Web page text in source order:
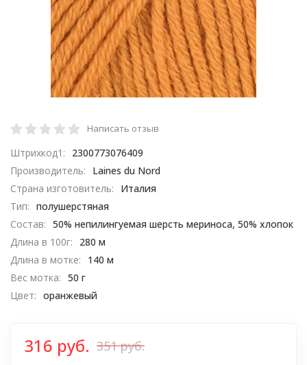
Написать отзыв
Штрихкод1:
2300773076409
Производитель:
Laines du Nord
Страна изготовитель:
Италия
Тип: полушерстяная
Состав: 50% непилингуемая шерсть мериноса, 50% хлопок
Длина в 100г:
280 м
Длина в мотке:
140 м
Вес мотка: 50 г
Цвет: оранжевый
316 руб. 351 руб.